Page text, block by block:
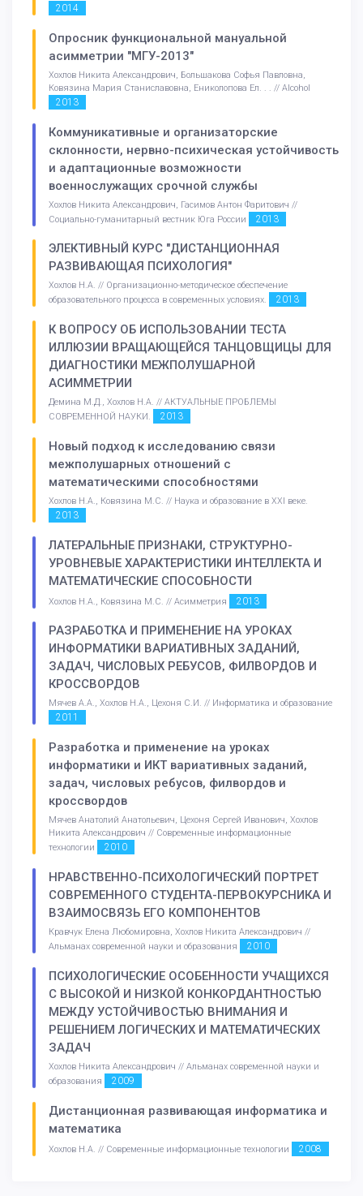
2014
Опросник функциональной мануальной
асимметрии "МГУ-2013"
Хохлов Никита Александрович, Большакова Софья Павловна,
Ковязина Мария Станиславовна, Ениколопова Ел. . . // Alcohol
2013
Коммуникативные и организаторские
склонности, нервно-психическая устойчивость
и адаптационные возможности
военнослужащих срочной службы
Хохлов Никита Александрович, Гасимов Антон Фаритович //
Социально-гуманитарный вестник Юга России
2013
ЭЛЕКТИВНЫЙ КУРС "ДИСТАНЦИОННАЯ
РАЗВИВАЮЩАЯ ПСИХОЛОГИЯ"
Хохлов Н.А. // Организационно-методическое обеспечение
образовательного процесса в современных условиях.
2013
К ВОПРОСУ ОБ ИСПОЛЬЗОВАНИИ ТЕСТА
ИЛЛЮЗИИ ВРАЩАЮЩЕЙСЯ ТАНЦОВЩИЦЫ ДЛЯ
ДИАГНОСТИКИ МЕЖПОЛУШАРНОЙ
АСИММЕТРИИ
Демина М.Д., Хохлов Н.А. // АКТУАЛЬНЫЕ ПРОБЛЕМЫ
СОВРЕМЕННОЙ НАУКИ.
2013
Новый подход к исследованию связи
межполушарных отношений с
математическими способностями
Хохлов Н.А., Ковязина М.С. // Наука и образование в XXI веке.
2013
ЛАТЕРАЛЬНЫЕ ПРИЗНАКИ, СТРУКТУРНО-
УРОВНЕВЫЕ ХАРАКТЕРИСТИКИ ИНТЕЛЛЕКТА И
МАТЕМАТИЧЕСКИЕ СПОСОБНОСТИ
Хохлов Н.А., Ковязина М.С. // Асимметрия 2013
РАЗРАБОТКА И ПРИМЕНЕНИЕ НА УРОКАХ
ИНФОРМАТИКИ ВАРИАТИВНЫХ ЗАДАНИЙ,
ЗАДАЧ, ЧИСЛОВЫХ РЕБУСОВ, ФИЛВОРДОВ И
КРОССВОРДОВ
Мячев А.А., Хохлов Н.А., Цехоня С.И. // Информатика и образование
2011
Разработка и применение на уроках
информатики и ИКТ вариативных заданий,
задач, числовых ребусов, филвордов и
кроссвордов
Мячев Анатолий Анатольевич, Цехоня Сергей Иванович, Хохлов
Никита Александрович // Современные информационные
технологии
2010
НРАВСТВЕННО-ПСИХОЛОГИЧЕСКИЙ ПОРТРЕТ
СОВРЕМЕННОГО СТУДЕНТА-ПЕРВОКУРСНИКА И
ВЗАИМОСВЯЗЬ ЕГО КОМПОНЕНТОВ
Кравчук Елена Любомировна, Хохлов Никита Александрович //
Альманах современной науки и образования
2010
ПСИХОЛОГИЧЕСКИЕ ОСОБЕННОСТИ УЧАЩИХСЯ
С ВЫСОКОЙ И НИЗКОЙ КОНКОРДАНТНОСТЬЮ
МЕЖДУ УСТОЙЧИВОСТЬЮ ВНИМАНИЯ И
РЕШЕНИЕМ ЛОГИЧЕСКИХ И МАТЕМАТИЧЕСКИХ
ЗАДАЧ
Хохлов Никита Александрович // Альманах современной науки и
образования
2009
Дистанционная развивающая информатика и
математика
Хохлов Н.А. // Современные информационные технологии 2008